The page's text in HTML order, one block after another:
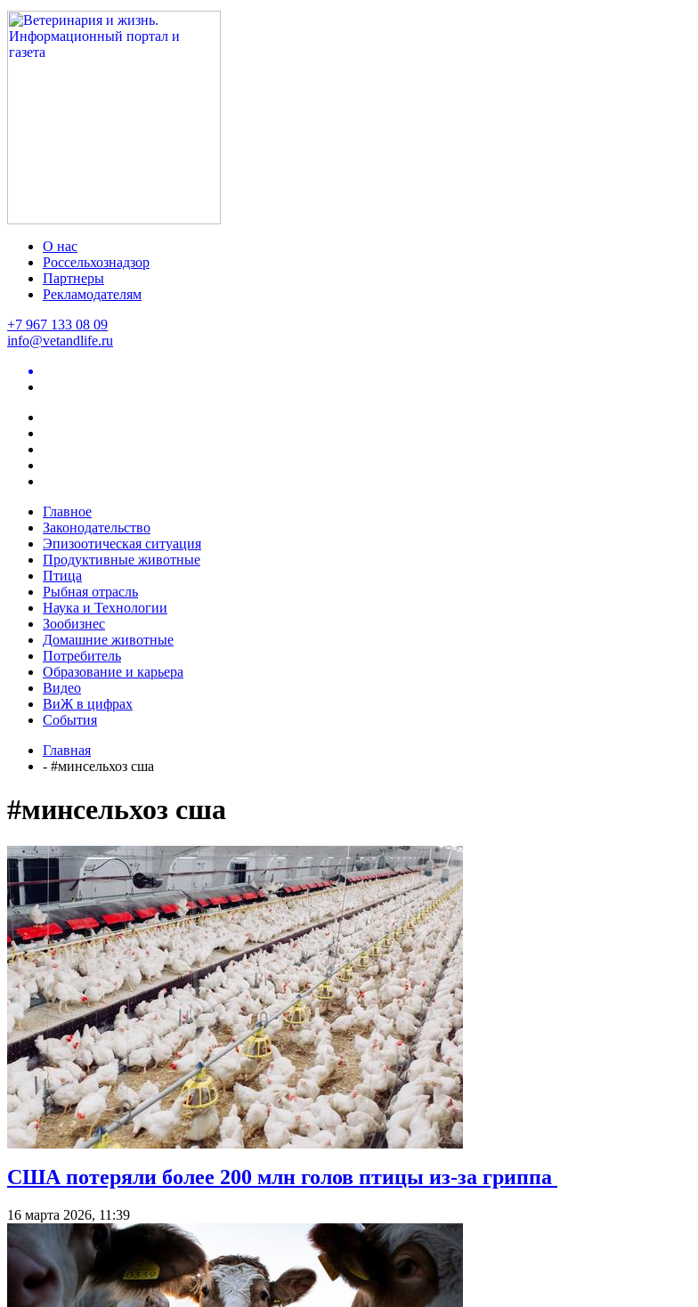
О нас
Россельхознадзор
Партнеры
Рекламодателям
+7 967 133 08 09
info@vetandlife.ru
Главное
Законодательство
Эпизоотическая ситуация
Продуктивные животные
Птица
Рыбная отрасль
Наука и Технологии
Зообизнес
Домашние животные
Потребитель
Образование и карьера
Видео
ВиЖ в цифрах
События
Главная
- #минсельхоз сша
#минсельхоз сша
США потеряли более 200 млн голов птицы из-за гриппа
16 марта 2026, 11:39